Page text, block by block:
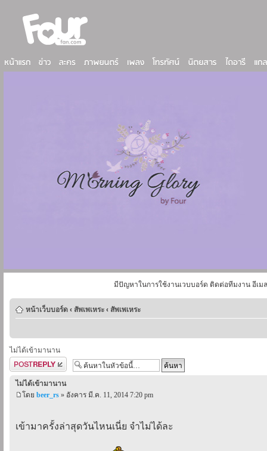
มีปัญหาในการใช้งานเวบบอร์ด ติดต่อทีมงาน อีเม
หน้าเว็บบอร์ด ‹ สัพเพเหระ ‹ สัพเพเหระ
ไม่ได้เข้ามานาน
ตอบกระทู้
ไม่ได้เข้ามานาน
โดย beer_rs » อังคาร มี.ค. 11, 2014 7:20 pm
เข้ามาครั้งล่าสุดวันไหนเนี่ย จำไม่ได้ละ